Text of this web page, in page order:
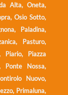
Alta, Oneta,
Osio Sotto,
Paladina,
Pasturo,
Piario, Piazza
Ponte Nossa,
Nuovo,
Primaluna,